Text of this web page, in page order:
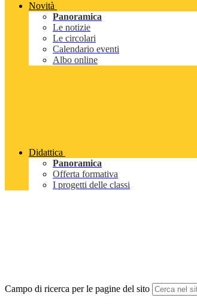
Novità
Panoramica
Le notizie
Le circolari
Calendario eventi
Albo online
Didattica
Panoramica
Offerta formativa
I progetti delle classi
Campo di ricerca per le pagine del sito